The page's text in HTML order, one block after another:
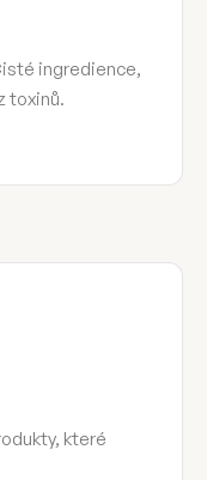
ingredience,
toxinů.
které